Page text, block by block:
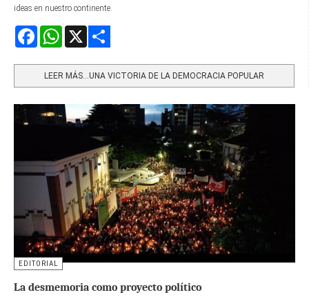
ideas en nuestro continente.
FacebookWhatsApp
LEER MÁS…UNA VICTORIA DE LA DEMOCRACIA POPULAR
EDITORIAL
La desmemoria como proyecto político